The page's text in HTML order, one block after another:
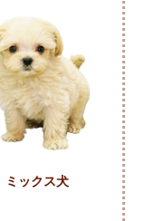
ミックス犬